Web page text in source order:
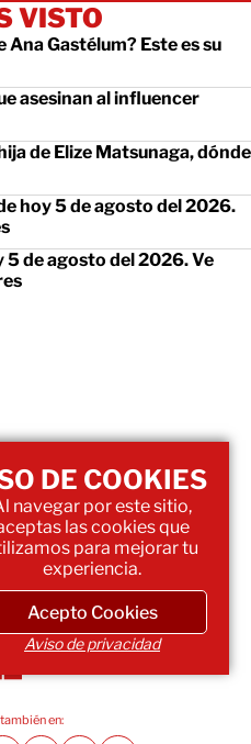
VISTO
Ana Gastélum? Este es su
asesinan al influencer
de Elize Matsunaga, dónde
hoy 5 de agosto del 2026.
5 de agosto del 2026. Ve
en:
DE COOKIES
navegar por este sitio,
las cookies que
para mejorar tu
experiencia.
Acepto Cookies
Aviso de privacidad